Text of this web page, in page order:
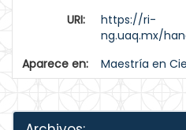
URI:
https://ri-
ng.uaq.mx/
Aparece en:
Maestría en